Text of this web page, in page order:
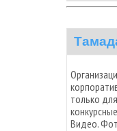
только
Видео.